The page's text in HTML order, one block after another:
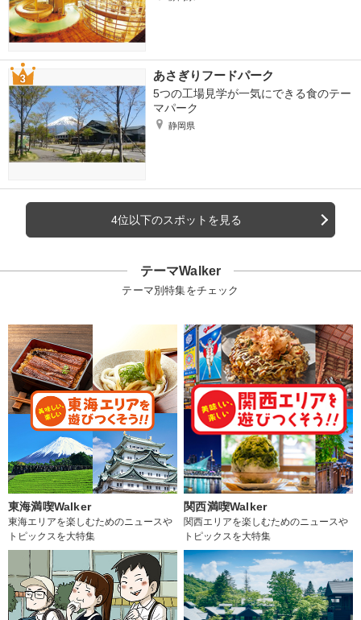
あさぎりフードパーク
5つの工場見学が一気にできる食のテー
マパーク
静岡県
4位以下のスポットを見る
テーマWalker
テーマ別特集をチェック
東海満喫Walker
東海エリアを楽しむためのニュースや
トピックスを大特集
関西満喫Walker
関西エリアを楽しむためのニュースや
トピックスを大特集